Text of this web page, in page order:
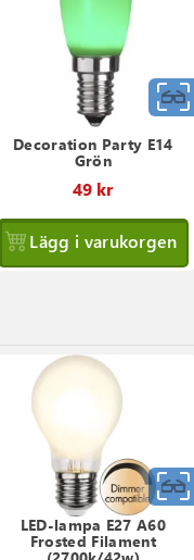
Decoration Party E14
Grön
49 kr
Lägg i varukorgen
LED-lampa E27 A60
Frosted Filament